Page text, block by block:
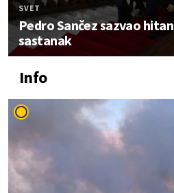
SVET
Pedro Sančez sazvao hitan
sastanak
Info